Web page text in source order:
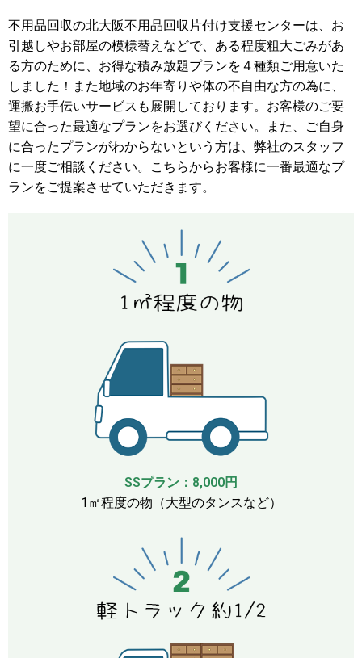
不用品回収の北大阪不用品回収片付け支援センターは、お
引越しやお部屋の模様替えなどで、ある程度粗大ごみがあ
る方のために、お得な積み放題プランを４種類ご用意いた
しました！また地域のお年寄りや体の不自由な方の為に、
運搬お手伝いサービスも展開しております。お客様のご要
望に合った最適なプランをお選びください。また、ご自身
に合ったプランがわからないという方は、弊社のスタッフ
に一度ご相談ください。こちらからお客様に一番最適なプ
ランをご提案させていただきます。
SSプラン：8,000円
1㎡程度の物（大型のタンスなど）